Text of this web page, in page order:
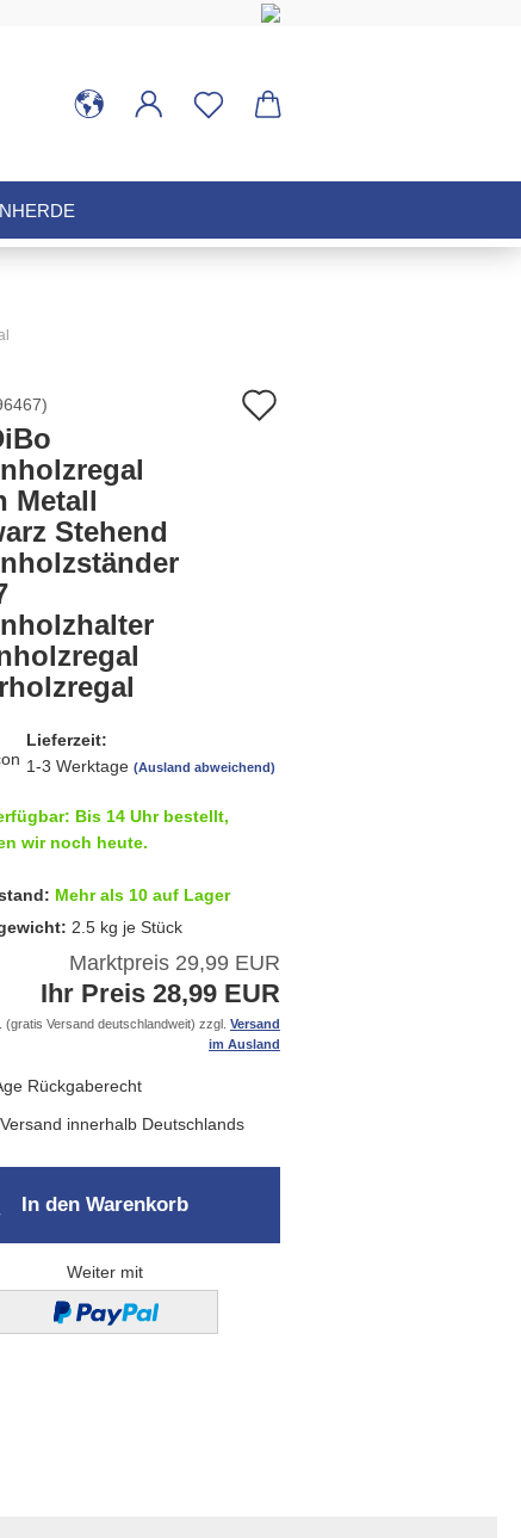
)
Metall
Stehend
Lieferzeit:
1-3 Werktage (Ausland abweichend)
Bis 14 Uhr bestellt,
wir noch heute.
Mehr als 10 auf Lager
2.5kg je Stück
Marktpreis 29,99 EUR
Ihr Preis 28,99 EUR
(gratis Versand deutschlandweit) zzgl. Versand
im Ausland
In den Warenkorb
Weiter mit